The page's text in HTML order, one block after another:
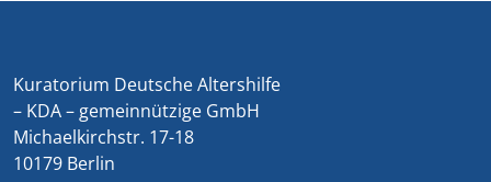
Kuratorium Deutsche Altershilfe
– KDA – gemeinnützige GmbH
Michaelkirchstr. 17-18
10179 Berlin